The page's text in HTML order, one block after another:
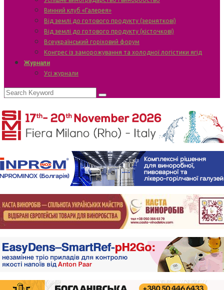
Винний клуб «Галерея»
Від землі до готового продукту (зерняткові)
Від землі до готового продукту (кісточкові)
Всеукраїнський горіховий форум
Конгрес із заморожування та холодної логістики ягід
Журнали
Усі журнали